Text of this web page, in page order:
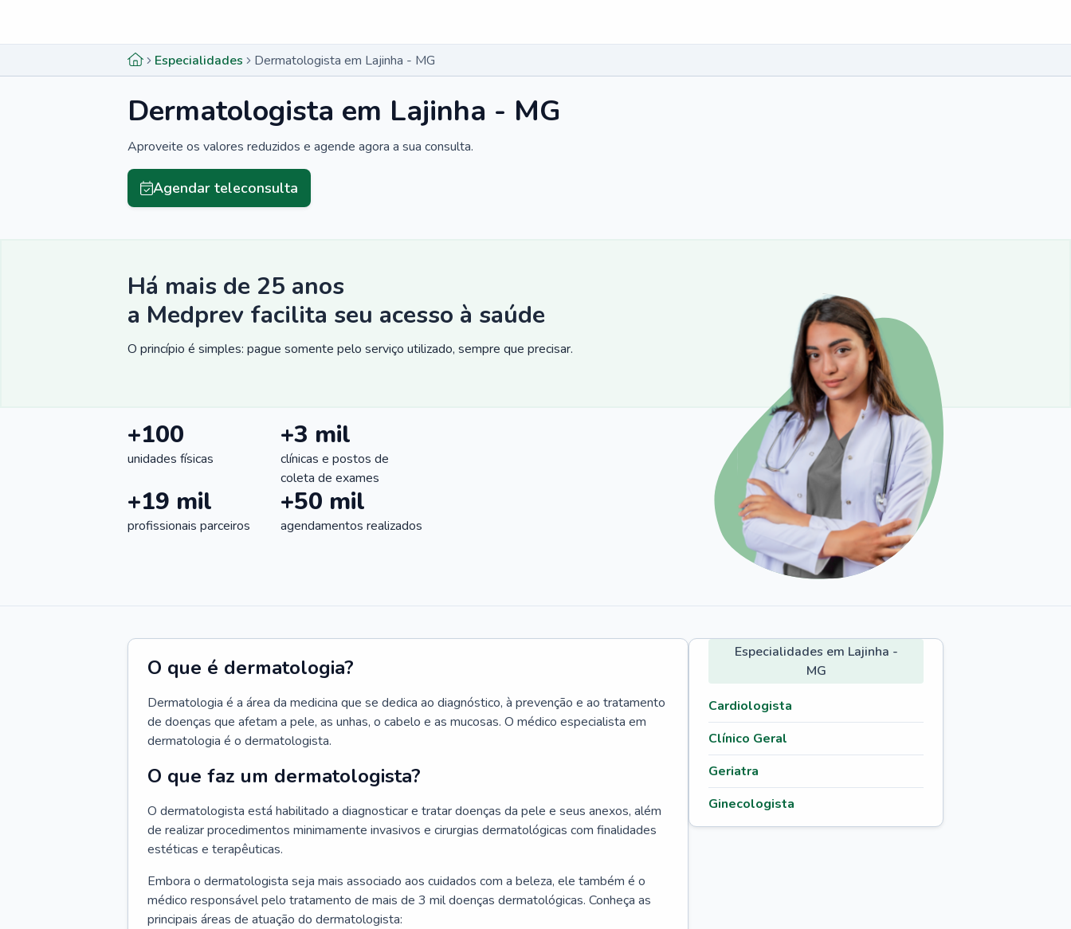
Especialidades Dermatologista em Lajinha - MG
Dermatologista em Lajinha - MG
Aproveite os valores reduzidos e agende agora a sua consulta.
Agendar teleconsulta
Há mais de 25 anos
a Medprev facilita seu acesso à saúde
O princípio é simples: pague somente pelo serviço utilizado, sempre que precisar.
+100
unidades físicas
+3 mil
clínicas e postos de
coleta de exames
+19 mil
profissionais parceiros
+50 mil
agendamentos realizados
O que é dermatologia?
Dermatologia é a área da medicina que se dedica ao diagnóstico, à prevenção e ao tratamento
de doenças que afetam a pele, as unhas, o cabelo e as mucosas. O médico especialista em
dermatologia é o dermatologista.
O que faz um dermatologista?
O dermatologista está habilitado a diagnosticar e tratar doenças da pele e seus anexos, além
de realizar procedimentos minimamente invasivos e cirurgias dermatológicas com finalidades
estéticas e terapêuticas.
Embora o dermatologista seja mais associado aos cuidados com a beleza, ele também é o
médico responsável pelo tratamento de mais de 3 mil doenças dermatológicas. Conheça as
principais áreas de atuação do dermatologista:
Especialidades em Lajinha -
MG
Cardiologista
Clínico Geral
Geriatra
Ginecologista